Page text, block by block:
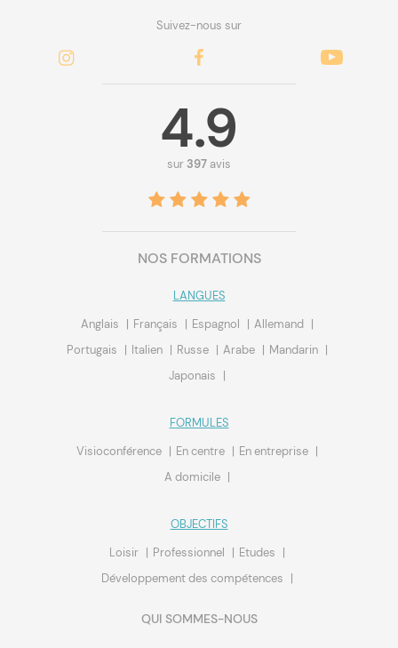
Suivez-nous sur
4.9
sur397 avis
NOS FORMATIONS
LANGUES
Anglais
Français Espagnol
Allemand
Portugais
Italien Russe Arabe
Mandarin
Japonais
FORMULES
Visioconférence
En centre
En entreprise
A domicile
OBJECTIFS
Loisir
Professionnel
Etudes
Développement des compétences
QUI SOMMES-NOUS